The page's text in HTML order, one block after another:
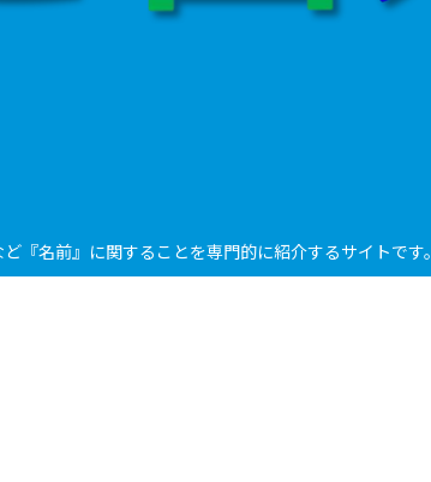
『名前』に関することを専門的に紹介するサイトです。